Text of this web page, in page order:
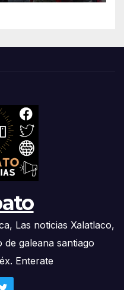
Las noticias Xalatlaco,
de galeana santiago
Enterate